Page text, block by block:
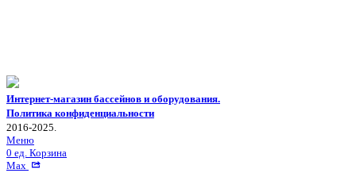
Интернет-магазин бассейнов и оборудования.
Политика конфиденциальности
2016-2025.
Меню
0 ед. Корзина
Max